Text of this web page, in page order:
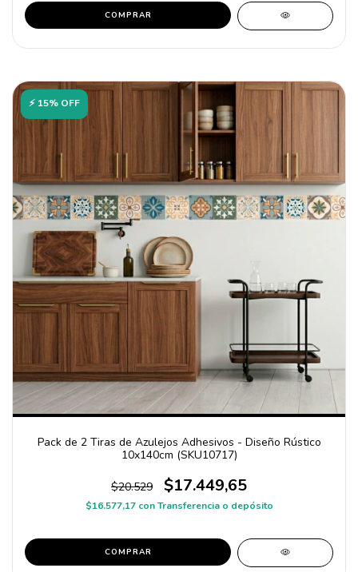
COMPRAR
⚡ 15% OFF
Pack de 2 Tiras de Azulejos Adhesivos - Diseño Rústico
10x140cm (SKU10717)
$20.529 $17.449,65
$16.577,17 con Transferencia o depósito
COMPRAR